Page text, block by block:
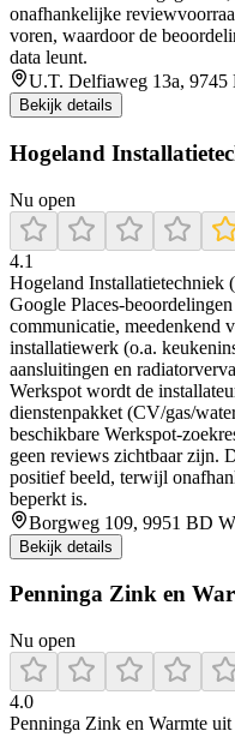
onafhankelijke
voren, waardoor de
data leunt.
U.T. Delfiaweg 13a, 9745
Bekijk details
Hogeland
Nu open
4.1
Hogeland Installatietechniek
Google Places-
communicatie, meedenkend
installatiewerk (o.a.
aansluitingen en
Werkspot wordt de
dienstenpakket (CV/gas/
beschikbare Werkspot-
geen reviews zichtbaar zijn.
positief beeld, terwijl
beperkt is.
Borgweg 109, 9951 BD
Bekijk details
Penninga Zink en
Nu open
4.0
Penninga Zink en Warmte